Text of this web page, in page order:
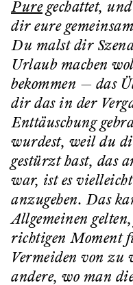
Puregechattet,
dir eure
Du malst dir
Urlaub machen
bekommen — das
dir das in der
Enttäuschung
wurdest, weil du
gestürzt hast, das
war, ist es
anzugehen. Das
Allgemeinen
richtigen Moment
Vermeiden von zu
andere, wo man